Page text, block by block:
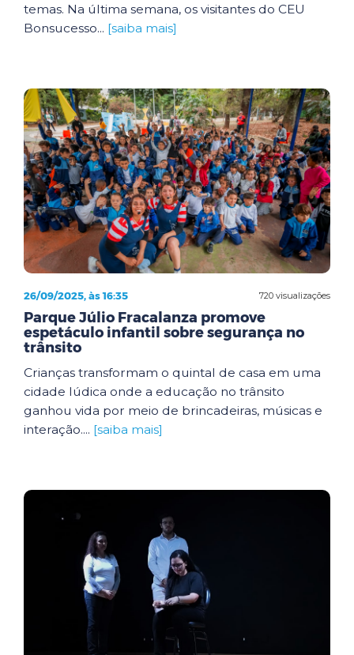
temas. Na última semana, os visitantes do CEU
Bonsucesso... [saiba mais]
720 visualizações
26/09/2025, às 16:35
Parque Júlio Fracalanza promove
espetáculo infantil sobre segurança no
trânsito
Crianças transformam o quintal de casa em uma
cidade lúdica onde a educação no trânsito
ganhou vida por meio de brincadeiras, músicas e
interação.... [saiba mais]